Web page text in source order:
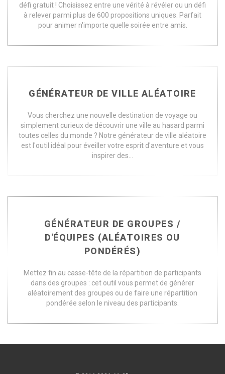
défi gratuit ! Choisissez entre une vérité à révéler ou un défi
à relever parmi plus de 600 propositions uniques. Parfait
pour animer n'importe quelle soirée entre amis.
GÉNÉRATEUR DE VILLE ALÉATOIRE
Vous cherchez une nouvelle destination de voyage ou
simplement curieux de découvrir une ville au hasard parmi
toutes celles du monde ? Notre générateur de ville aléatoire
est l'outil idéal pour éveiller votre esprit d'aventure et vous
inspirer des...
GÉNÉRATEUR DE GROUPES /
D'ÉQUIPES (ALÉATOIRES OU
PONDÉRÉS)
Mettez fin au casse-tête de la répartition de participants
dans des groupes : cet outil vous permet de générer
aléatoirement des groupes ou de faire une répartition
pondérée selon le niveau des participants.